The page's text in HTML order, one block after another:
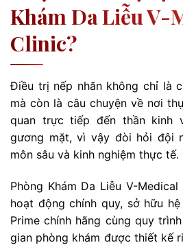
Khám Da Liễu V-
Clinic?
Điều trị nếp nhăn không chỉ là
mà còn là câu chuyện về nơi
quan trực tiếp đến thần kinh
gương mặt, vì vậy đòi hỏi đội
môn sâu và kinh nghiệm thực tế.
Phòng Khám Da Liễu V-
hoạt động chính quy, sở hữu
Prime chính hãng cùng quy
gian phòng khám được thiết kế